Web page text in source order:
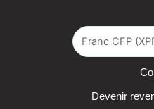
Devenir